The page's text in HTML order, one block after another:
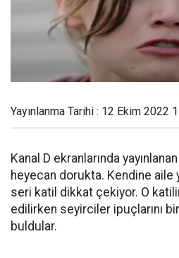
Yayınlanma Tarihi : 12 Ekim 2022
Kanal D ekranlarında
heyecan dorukta. Kendine
seri katil dikkat çekiyor. O
edilirken seyirciler ipuçlarını
buldular.